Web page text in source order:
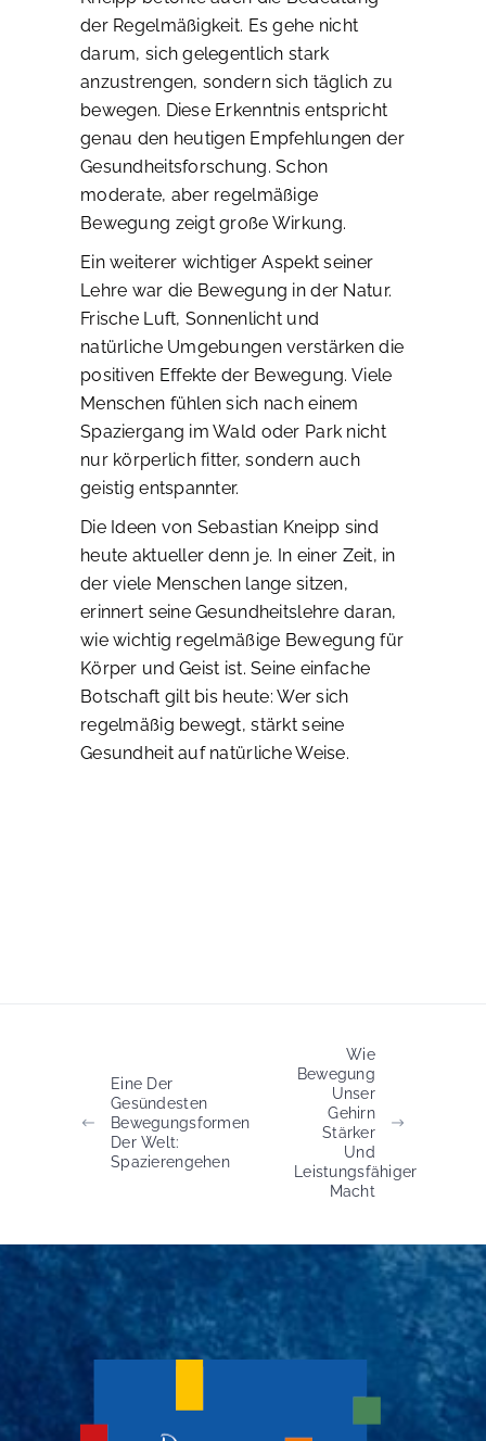
der Regelmäßigkeit. Es gehe nicht
darum, sich gelegentlich stark
anzustrengen, sondern sich täglich zu
bewegen. Diese Erkenntnis entspricht
genau den heutigen Empfehlungen der
Gesundheitsforschung. Schon
moderate, aber regelmäßige
Bewegung zeigt große Wirkung.
Ein weiterer wichtiger Aspekt seiner
Lehre war die Bewegung in der Natur.
Frische Luft, Sonnenlicht und
natürliche Umgebungen verstärken die
positiven Effekte der Bewegung. Viele
Menschen fühlen sich nach einem
Spaziergang im Wald oder Park nicht
nur körperlich fitter, sondern auch
geistig entspannter.
Die Ideen von Sebastian Kneipp sind
heute aktueller denn je. In einer Zeit, in
der viele Menschen lange sitzen,
erinnert seine Gesundheitslehre daran,
wie wichtig regelmäßige Bewegung für
Körper und Geist ist. Seine einfache
Botschaft gilt bis heute: Wer sich
regelmäßig bewegt, stärkt seine
Gesundheit auf natürliche Weise.
Eine Der
Gesündesten
Bewegungsformen
Der Welt:
Spazierengehen
Wie
Bewegung
Unser
Gehirn
Stärker
Und
Leistungsfähiger
Macht